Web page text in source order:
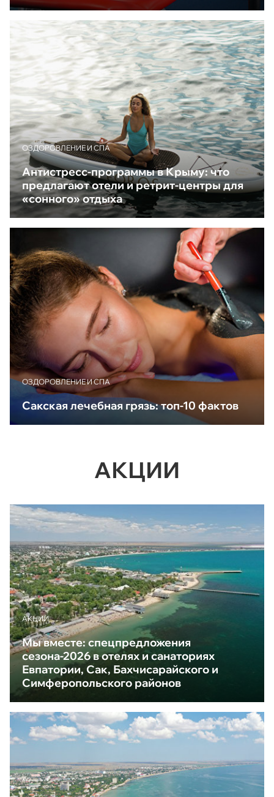
ОЗДОРОВЛЕНИЕ И СПА
Антистресс-программы в Крыму: что
предлагают отели и ретрит-центры для
«сонного» отдыха
ОЗДОРОВЛЕНИЕ И СПА
Сакская лечебная грязь: топ-10 фактов
АКЦИИ
АКЦИИ
Мы вместе: спецпредложения
сезона-2026 в отелях и санаториях
Евпатории, Сак, Бахчисарайского и
Симферопольского районов